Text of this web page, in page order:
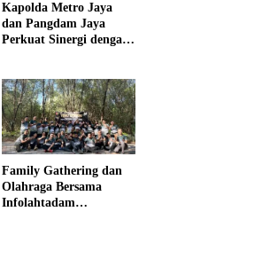
Kapolda Metro Jaya
dan Pangdam Jaya
Perkuat Sinergi dengan
Family Gathering dan
Olahraga Bersama
Infolahtadam